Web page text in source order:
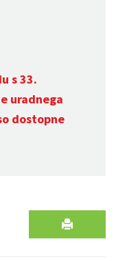
s 33.
uradnega
dostopne